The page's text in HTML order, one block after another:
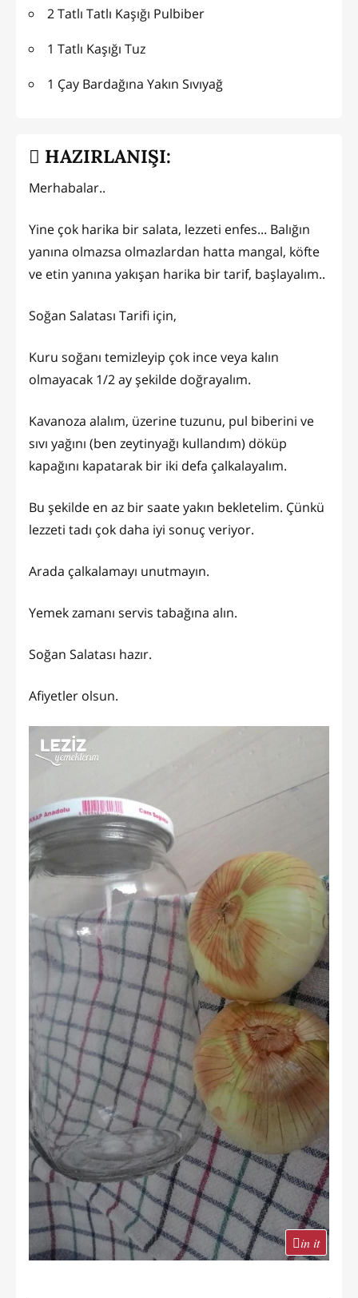
2 Tatlı Tatlı Kaşığı Pulbiber
1 Tatlı Kaşığı Tuz
1 Çay Bardağına Yakın Sıvıyağ
HAZIRLANIŞI:
Merhabalar..
Yine çok harika bir salata, lezzeti enfes... Balığın
yanına olmazsa olmazlardan hatta mangal, köfte
ve etin yanına yakışan harika bir tarif, başlayalım..
Soğan Salatası Tarifi için,
Kuru soğanı temizleyip çok ince veya kalın
olmayacak 1/2 ay şekilde doğrayalım.
Kavanoza alalım, üzerine tuzunu, pul biberini ve
sıvı yağını (ben zeytinyağı kullandım) döküp
kapağını kapatarak bir iki defa çalkalayalım.
Bu şekilde en az bir saate yakın bekletelim. Çünkü
lezzeti tadı çok daha iyi sonuç veriyor.
Arada çalkalamayı unutmayın.
Yemek zamanı servis tabağına alın.
Soğan Salatası hazır.
Afiyetler olsun.
in it